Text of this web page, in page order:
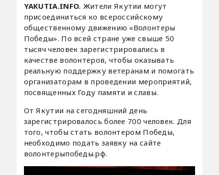
YAKUTIA.INFO. Жители Якутии могут
присоединиться ко всероссийскому
общественному движению «Волонтеры
Победы». По всей стране уже свыше 50
тысяч человек зарегистрировались в
качестве волонтеров, чтобы оказывать
реальную поддержку ветеранам и помогать
организаторам в проведении мероприятий,
посвященных Году памяти и славы.
От Якутии на сегодняшний день
зарегистрировалось более 700 человек. Для
того, чтобы стать волонтером Победы,
необходимо подать заявку на сайте
волонтерыпобеды.рф.